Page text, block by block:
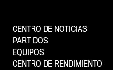
CENTRO DE NOTICIAS
PARTIDOS
EQUIPOS
CENTRO DE RENDIMIENTO